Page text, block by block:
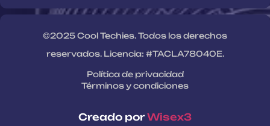
©2025 Cool Techies. Todos los derechos
reservados. Licencia: #TACLA78040E.
Política de privacidad
Términos y condiciones
Creado porWisex3